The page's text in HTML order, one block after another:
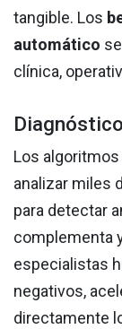
tangible. Los
automático
clínica,
Los
analizar miles
para detectar
complementa
especialistas
negativos,
directamente